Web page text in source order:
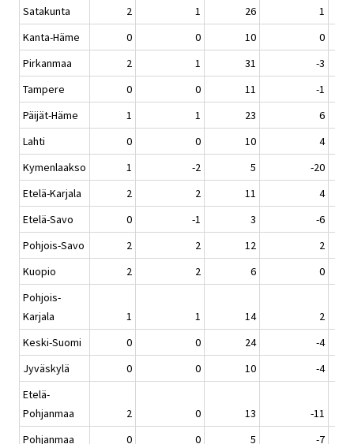
Satakunta
2 1 26
1
Kanta-Häme
0 0 10
0
Pirkanmaa
2 1 31
-3
Tampere
0 0 11
-1
Päijät-Häme
1 1 23
6
Lahti
0 0 10
4
Kymenlaakso
1 -2 5
-20
Etelä-Karjala
2 2 11
4
Etelä-Savo
0 -1 3
-6
Pohjois-Savo
2 2 12
2
Kuopio
2 2 6
0
Pohjois-
Karjala
1 1 14
2
Keski-Suomi
0 0 24
-4
Jyväskylä
0 0 10
-4
Etelä-
Pohjanmaa
2 0 13
-11
Pohjanmaa
0 0 5 -7